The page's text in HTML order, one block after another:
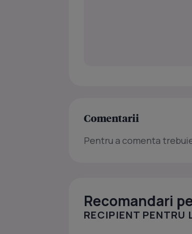
Comentarii
Pentru a comenta
Recomandari
RECIPIENT